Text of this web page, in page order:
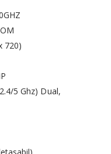
720)
5 Ghz) Dual,